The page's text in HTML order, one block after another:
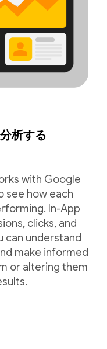
析する
with Google
see how each
In-App
clicks, and
can understand
make informed
or altering them